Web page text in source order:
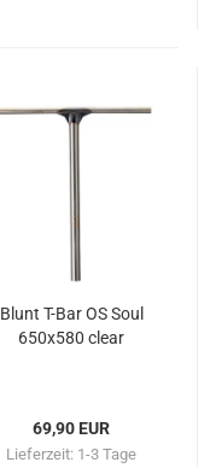
Blunt T-Bar OS Soul
650x580 clear
69,90 EUR
Lieferzeit: 1-3 Tage